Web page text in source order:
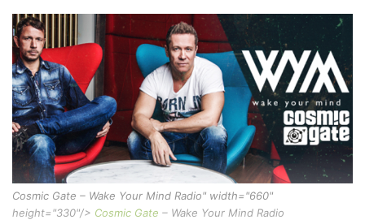
Cosmic Gate – Wake Your Mind Radio" width="660"
height="330"/> Cosmic Gate – Wake Your Mind Radio